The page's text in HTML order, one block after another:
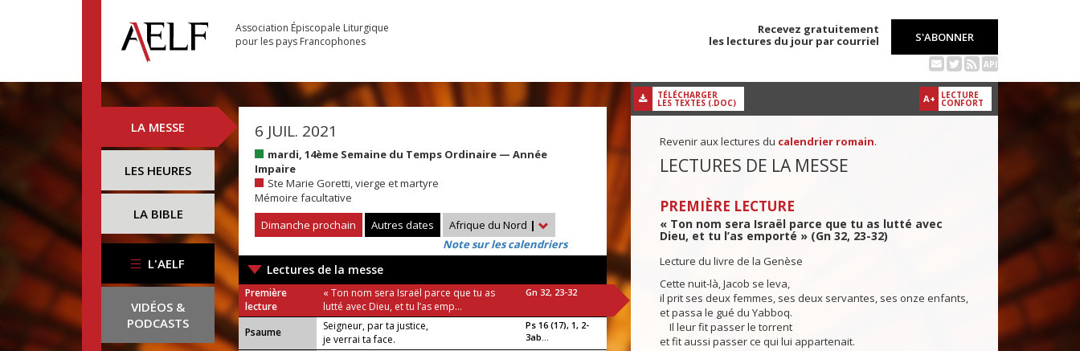
Association Épiscopale Liturgique
pour les pays Francophones
Recevez gratuitement
les lectures du jour par courriel
S'ABONNER
API
LA MESSE
LES HEURES
LA BIBLE
L'AELF
VIDÉOS &
PODCASTS
6 JUIL. 2021
mardi, 14ème Semaine du Temps Ordinaire — Année
Impaire
Ste Marie Goretti, vierge et martyre
Mémoire facultative
Dimanche prochain
Autres dates Afrique du Nord |
Note sur les calendriers
Lectures de la messe
Première
lecture
« Ton nom sera Israël parce que tu as
lutté avec Dieu, et tu l’as emp...
Gn 32, 23-32
Psaume
Seigneur, par ta justice,
je verrai ta face.
Ps 16 (17), 1, 2-
3ab...
A+ LECTURE
CONFORT
TÉLÉCHARGER
LES TEXTES (.DOC)
Revenir aux lectures du calendrier romain.
LECTURES DE LA MESSE
PREMIÈRE LECTURE
« Ton nom sera Israël parce que tu as lutté avec
Dieu, et tu l’as emporté » (Gn 32, 23-32)
Lecture du livre de la Genèse
Cette nuit-là, Jacob se leva,
il prit ses deux femmes, ses deux servantes, ses onze enfants,
et passa le gué du Yabboq.
Il leur fit passer le torrent
et fit aussi passer ce qui lui appartenait.